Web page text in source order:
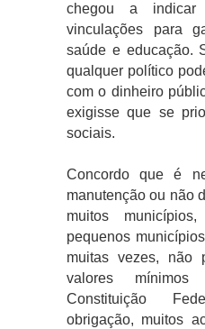
chegou a
vinculações para
saúde e educação.
qualquer político
com o dinheiro
exigisse que se
sociais.
Concordo que é
manutenção ou não
muitos
pequenos
muitas vezes, não
valores mínimos
Constituição
obrigação, muitos